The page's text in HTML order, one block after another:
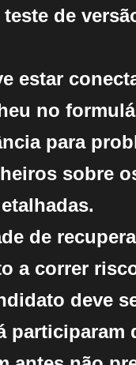
de
estar
no
para
sobre
de
a correr
deve
participaram